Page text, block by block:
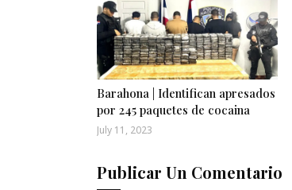
Barahona | Identifican apresados
por 245 paquetes de cocaina
July 11, 2023
Publicar Un Comentario